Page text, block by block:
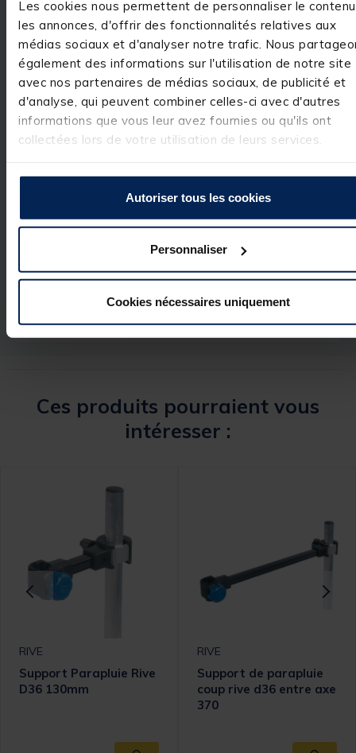
Les cookies nous permettent de personnaliser le
les annonces, d'offrir des fonctionnalités relatives aux
médias sociaux et d'analyser notre trafic. Nous
également des informations sur l'utilisation de notre site
avec nos partenaires de médias sociaux, de publicité et
d'analyse, qui peuvent combiner celles-ci avec d'autres
informations que vous leur avez fournies ou qu'ils ont
collectées lors de votre utilisation de leurs services.
Autoriser tous les cookies
Personnaliser
Cookies nécessaires uniquement
Voir tous les avis sur ce site
5 étoiles
1
4étoiles
0
3étoiles
0
2étoiles
0
1étoile 0
Utile Signaler
1
Ces produits pourraient vous
intéresser :
RIVE
Support Parapluie Rive
D36 130mm
RIVE
Support de parapluie
coup rive d36 entre axe
370